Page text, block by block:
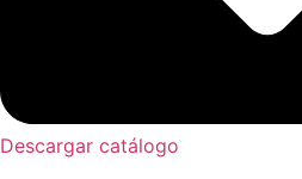
Descargar catálogo